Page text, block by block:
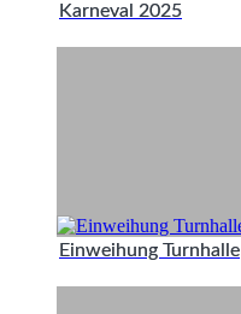
Karneval 2025
Einweihung Turnhalle